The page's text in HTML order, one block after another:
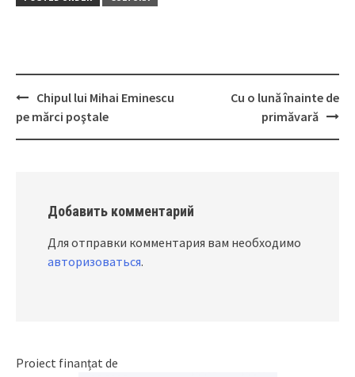
Post
navigation
Chipul lui Mihai Eminescu
pe mărci poştale
Cu o lună înainte de
primăvară
Добавить комментарий
Для отправки комментария вам необходимо
авторизоваться.
Proiect finanțat de